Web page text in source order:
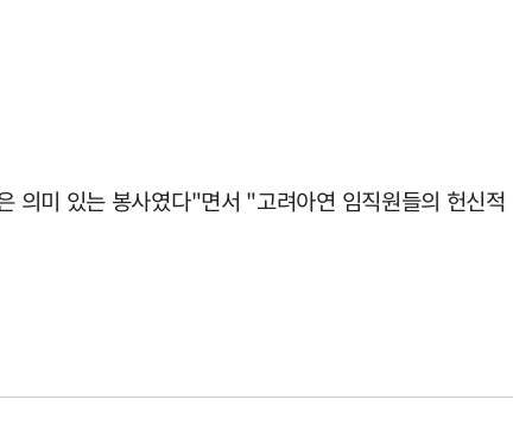
의미 있는 봉사였다"면서 "고려아연 임직원들의 헌신적